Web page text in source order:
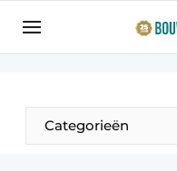
Aanmelden
Bedrijven
Bouwen aan de
Categorieën